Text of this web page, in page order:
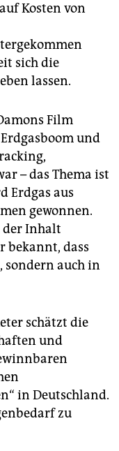
Kosten von
sich die
lassen.
Film
und
– das Thema ist
Erdgas aus
gewonnen.
der Inhalt
bekannt, dass
sondern auch in
schätzt die
und
in Deutschland.
zu